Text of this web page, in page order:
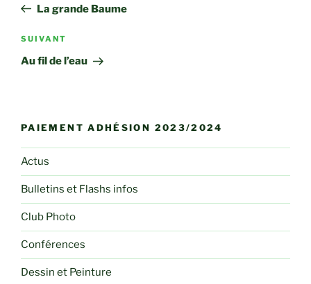
l’article
précédent
La grande Baume
Article
suivant
SUIVANT
Au fil de l’eau
PAIEMENT ADHÉSION 2023/2024
Actus
Bulletins et Flashs infos
Club Photo
Conférences
Dessin et Peinture